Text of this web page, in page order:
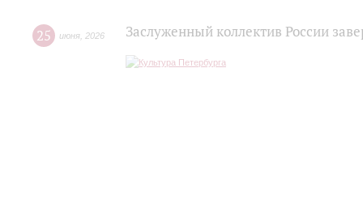
25 июня 2026 Заслуженный коллектив России